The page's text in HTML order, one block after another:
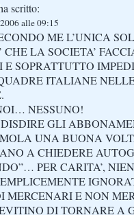
scritto:
alle 09:15
ME L’UNICA
CHE LA SOCIETA’
E SOPRATTUTTO
ITALIANE
NESSUNO!
GLI
UNA BUONA
A CHIEDERE
PER CARITA’,
MERCENARI E NON
DI TORNARE A